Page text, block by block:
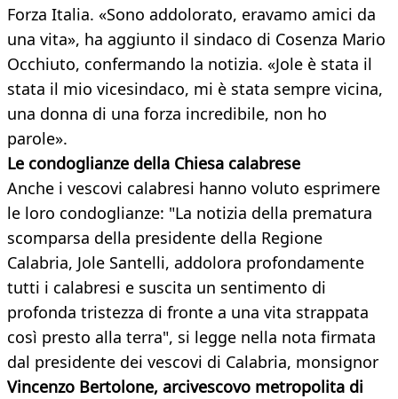
Forza Italia. «Sono addolorato, eravamo amici da
una vita», ha aggiunto il sindaco di Cosenza Mario
Occhiuto, confermando la notizia. «Jole è stata il
stata il mio vicesindaco, mi è stata sempre vicina,
una donna di una forza incredibile, non ho
parole».
Le condoglianze della Chiesa calabrese
Anche i vescovi calabresi hanno voluto esprimere
le loro condoglianze: "La notizia della prematura
scomparsa della presidente della Regione
Calabria, Jole Santelli, addolora profondamente
tutti i calabresi e suscita un sentimento di
profonda tristezza di fronte a una vita strappata
così presto alla terra", si legge nella nota firmata
dal presidente dei vescovi di Calabria, monsignor
Vincenzo Bertolone, arcivescovo metropolita di